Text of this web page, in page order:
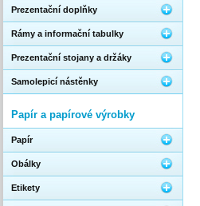
Prezentační doplňky
Rámy a informační tabulky
Prezentační stojany a držáky
Samolepicí nástěnky
Papír a papírové výrobky
Papír
Obálky
Etikety